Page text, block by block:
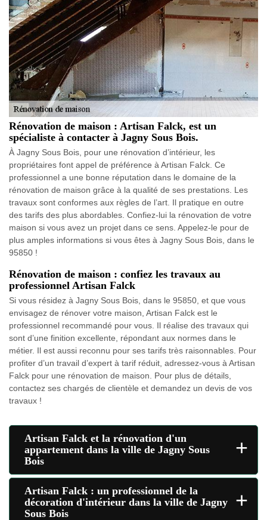
Rénovation de maison : Artisan Falck, est un
spécialiste à contacter à Jagny Sous Bois.
À Jagny Sous Bois, pour une rénovation d’intérieur, les
propriétaires font appel de préférence à Artisan Falck. Ce
professionnel a une bonne réputation dans le domaine de la
rénovation de maison grâce à la qualité de ses prestations. Les
travaux sont conformes aux règles de l’art. Il pratique en outre
des tarifs des plus abordables. Confiez-lui la rénovation de votre
maison si vous avez un projet dans ce sens. Appelez-le pour de
plus amples informations si vous êtes à Jagny Sous Bois, dans le
95850 !
Rénovation de maison : confiez les travaux au
professionnel Artisan Falck
Si vous résidez à Jagny Sous Bois, dans le 95850, et que vous
envisagez de rénover votre maison, Artisan Falck est le
professionnel recommandé pour vous. Il réalise des travaux qui
sont d’une finition excellente, répondant aux normes dans le
métier. Il est aussi reconnu pour ses tarifs très raisonnables. Pour
profiter d’un travail d’expert à tarif réduit, adressez-vous à Artisan
Falck pour une rénovation de maison. Pour plus de détails,
contactez ses chargés de clientèle et demandez un devis de vos
travaux !
Artisan Falck et la rénovation d'un
appartement dans la ville de Jagny Sous
Bois
+
Artisan Falck : un professionnel de la
décoration d'intérieur dans la ville de Jagny
Sous Bois
+